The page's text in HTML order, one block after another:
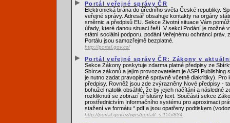
Portál veřejné správy ČR
Elektronická brána do úředního světa České republiky.
veřejné správy. Adresář obsahuje kontakty na orgány
směrnic a předpisů EU. Sekce Životní situace Vám
úřady, které danou situaci řeší. V sekci Podání je možné
státní sociální podporu, podání Veřejnému ochránci
Portálu jsou samozřejmě bezplatné.
http://portal.gov.cz/
Portál veřejné správy ČR: Zákony v
Sekce Zákony poskytuje zdarma platné předpisy ze
Sbírce zákonů a jejím provozovatelem je ASPI
je nutno zadat pravopisně správně včetně diakritiky).
předpisy. Rovněž jsou zde zvýrazněny Nové předpisy -
bohužel natolik obsáhlé, že by jejich načítání a následné
rozkliknutí se zobrazí příslušný text. Součástí sekce
prostřednictvím Informačního systému pro aproximaci
stažení ve formátu *.pdf a jsou opatřeny podtiskem
http://portal.gov.cz/wps/portal/_s.155/834